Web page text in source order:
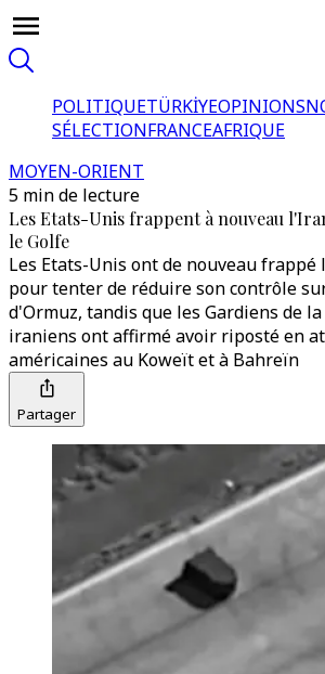
POLITIQUETÜRKİYEOPINIONS
SÉLECTIONFRANCEAFRIQUE
MOYEN-ORIENT
5 min de lecture
Les Etats-Unis frappent à nouveau
le Golfe
Les Etats-Unis ont de nouveau
pour tenter de réduire son contrôle
d'Ormuz, tandis que les Gardiens de
iraniens ont affirmé avoir riposté en
américaines au Koweït et à Bahreïn
Partager